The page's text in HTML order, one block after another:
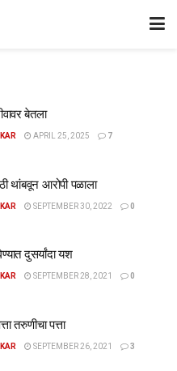
बेतला
APRIL 25, 2025 7
थांबवून आरोपी पळाला
SEPTEMBER 30, 2022 0
दुसर्यांदा यश
SEPTEMBER 28, 2021 0
तरुणीचा पत्ता
SEPTEMBER 26, 2021 3